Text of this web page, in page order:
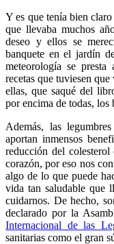
Y es que tenía bien
que llevaba muchos
deseo y ellos se
banquete en el jardín
meteorología se
recetas que tuviesen
ellas, que saqué del
por encima de todas, los
Además, las
aportan inmensos
reducción del colesterol
corazón, por eso nos
algo de lo que puede
vida tan saludable que
cuidarnos. De hecho,
declarado por la
Internacional de las
sanitarias como el gran